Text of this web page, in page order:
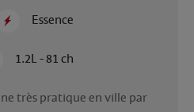
Essence
1.2L - 81 ch
très pratique en ville par